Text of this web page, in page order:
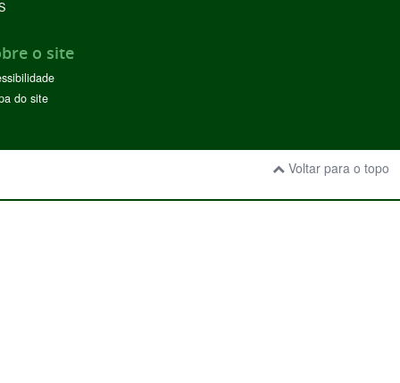
o site
do site
Voltar para o topo